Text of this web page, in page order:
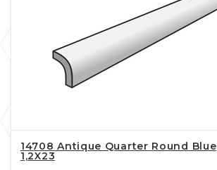
14708 Antique Quarter Round Blue
1,2X23